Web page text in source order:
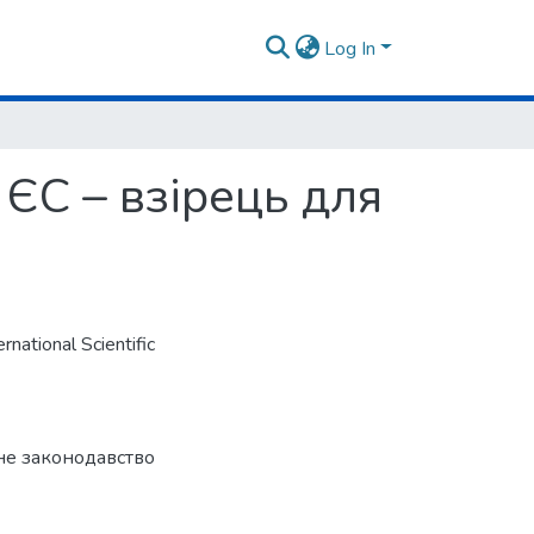
Log In
– взірець для
Scientific
законодавство